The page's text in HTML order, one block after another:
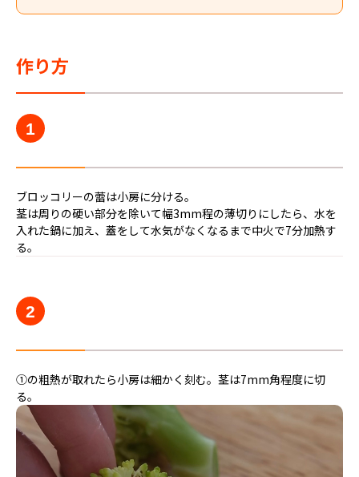
作り方
1
ブロッコリーの蕾は小房に分ける。
茎は周りの硬い部分を除いて幅3mm程の薄切りにしたら、水を
入れた鍋に加え、蓋をして水気がなくなるまで中火で7分加熱す
る。
2
①の粗熱が取れたら小房は細かく刻む。茎は7mm角程度に切
る。